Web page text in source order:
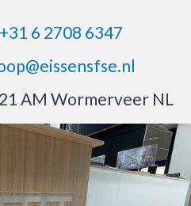
+31 6 2708 6347
AM Wormerveer NL